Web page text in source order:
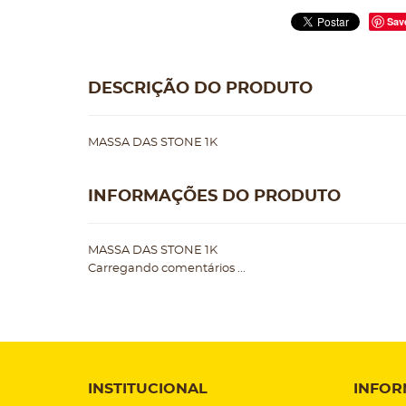
DESCRIÇÃO DO PRODUTO
MASSA DAS STONE 1K
INFORMAÇÕES DO PRODUTO
MASSA DAS STONE 1K
Carregando comentários ...
INSTITUCIONAL